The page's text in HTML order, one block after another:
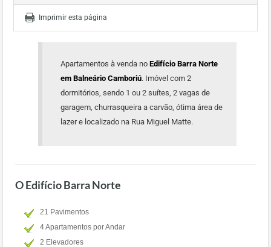
Imprimir esta página
Apartamentos à venda no Edifício Barra Norte
em Balneário Camboriú. Imóvel com 2
dormitórios, sendo 1 ou 2 suítes, 2 vagas de
garagem, churrasqueira a carvão, ótima área de
lazer e localizado na Rua Miguel Matte.
O Edifício Barra Norte
21 Pavimentos
4 Apartamentos por Andar
2 Elevadores